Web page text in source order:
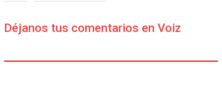
Déjanos tus comentarios en Voiz